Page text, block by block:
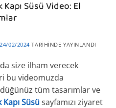
Süsü Video: El
24/02/2024 TARIHINDE YAYINLANDI
size ilham verecek
bu videomuzda
tüm tasarımlar ve
Kapı Süsüsayfamızı ziyaret